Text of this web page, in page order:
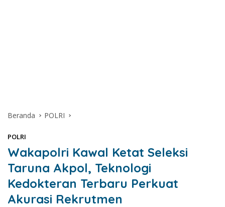
Beranda POLRI
POLRI
Wakapolri Kawal Ketat Seleksi
Taruna Akpol, Teknologi
Kedokteran Terbaru Perkuat
Akurasi Rekrutmen